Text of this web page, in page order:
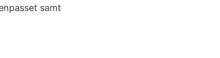
samt